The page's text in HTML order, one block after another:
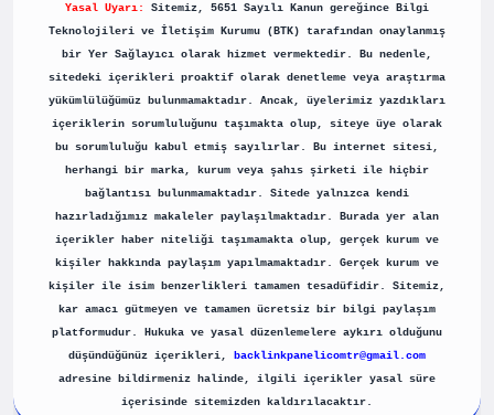
Yasal Uyarı:
Sitemiz, 5651 Sayılı Kanun gereğince Bilgi
Teknolojileri ve İletişim Kurumu (BTK) tarafından onaylanmış
bir Yer Sağlayıcı olarak hizmet vermektedir. Bu nedenle,
sitedeki içerikleri proaktif olarak denetleme veya araştırma
yükümlülüğümüz bulunmamaktadır. Ancak, üyelerimiz yazdıkları
içeriklerin sorumluluğunu taşımakta olup, siteye üye olarak
bu sorumluluğu kabul etmiş sayılırlar. Bu internet sitesi,
herhangi bir marka, kurum veya şahıs şirketi ile hiçbir
bağlantısı bulunmamaktadır. Sitede yalnızca kendi
hazırladığımız makaleler paylaşılmaktadır. Burada yer alan
içerikler haber niteliği taşımamakta olup, gerçek kurum ve
kişiler hakkında paylaşım yapılmamaktadır. Gerçek kurum ve
kişiler ile isim benzerlikleri tamamen tesadüfidir. Sitemiz,
kar amacı gütmeyen ve tamamen ücretsiz bir bilgi paylaşım
platformudur. Hukuka ve yasal düzenlemelere aykırı olduğunu
düşündüğünüz içerikleri,
backlinkpanelicomtr@gmail.com
adresine bildirmeniz halinde, ilgili içerikler yasal süre
içerisinde sitemizden kaldırılacaktır.